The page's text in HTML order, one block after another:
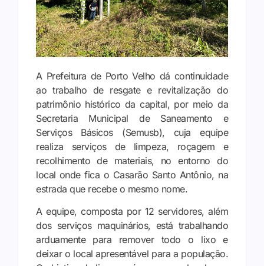
A Prefeitura de Porto Velho dá continuidade
ao trabalho de resgate e revitalização do
patrimônio histórico da capital, por meio da
Secretaria Municipal de Saneamento e
Serviços Básicos (Semusb), cuja equipe
realiza serviços de limpeza, roçagem e
recolhimento de materiais, no entorno do
local onde fica o Casarão Santo Antônio, na
estrada que recebe o mesmo nome.
A equipe, composta por 12 servidores, além
dos serviços maquinários, está trabalhando
arduamente para remover todo o lixo e
deixar o local apresentável para a população.